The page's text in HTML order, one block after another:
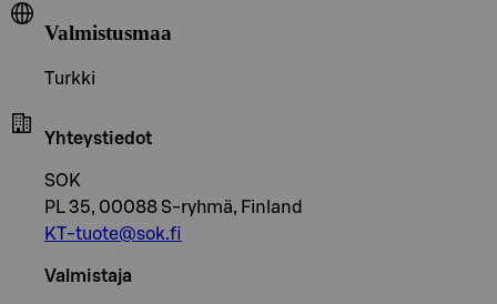
Valmistusmaa
Turkki
Yhteystiedot
SOK
PL 35, 00088 S-ryhmä, Finland
KT-tuote@sok.fi
Valmistaja